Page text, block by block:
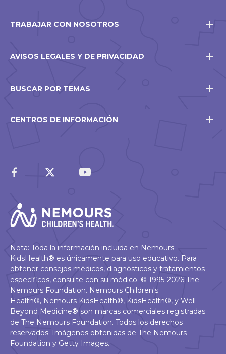
TRABAJAR CON NOSOTROS
AVISOS LEGALES Y DE PRIVACIDAD
BUSCAR POR TEMAS
CENTROS DE INFORMACIÓN
Nota: Toda la información incluida en Nemours
KidsHealth® es únicamente para uso educativo. Para
obtener consejos médicos, diagnósticos y tratamientos
específicos, consulte con su médico. © 1995-2026 The
Nemours Foundation. Nemours Children's
Health®, Nemours KidsHealth®, KidsHealth®, y Well
Beyond Medicine® son marcas comerciales registradas
de The Nemours Foundation. Todos los derechos
reservados. Imágenes obtenidas de The Nemours
Foundation y Getty Images.